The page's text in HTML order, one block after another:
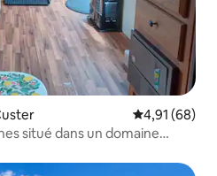
Évaluation
4,91 (68)
situé dans un domaine